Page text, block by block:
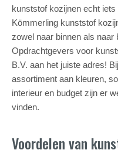
kunststof kozijnen echt
Kömmerling kunststof
zowel naar binnen als naar
Opdrachtgevers voor
B.V. aan het juiste adres!
assortiment aan kleuren,
interieur en budget zijn er
vinden.
Voordelen van